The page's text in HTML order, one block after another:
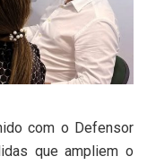
com o Defensor
que ampliem o